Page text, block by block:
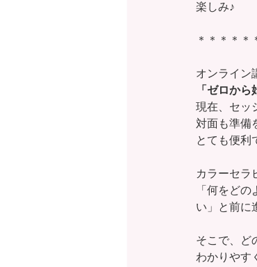
楽しみ♪
＊＊＊＊＊
オンライン
「ゼロか
現在、セッ
対面も準備
とても便利
カラーセラ
「何をど
い」と前に
そこで、ど
わかりやす